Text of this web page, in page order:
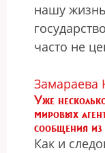
нашу
часто не
Замараева
Уже
мировых
сообщения
Как и